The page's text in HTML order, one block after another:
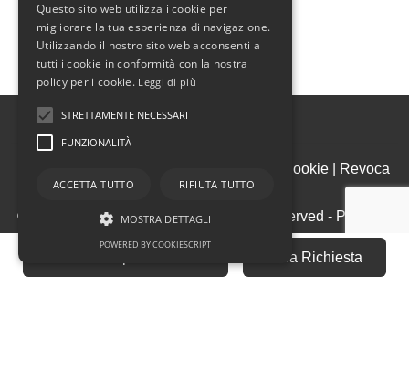
Invia Richiesta
Informativa Cookie|
Revoca
Consensi
© Copyright 2026 - Domus - All Rights reserved - Part. IVA
03473900243
Iscrizione REA della CCIAA di Vicenza n. 3347
Questo sito web utilizza i cookie per
migliorare la tua esperienza di navigazione.
Utilizzando il nostro sito web acconsenti a
tutti i cookie in conformità con la nostra
policy per i cookie. Leggi di più
STRETTAMENTE NECESSARI
FUNZIONALITÀ
ACCETTA TUTTO RIFIUTA TUTTO
MOSTRA DETTAGLI
POWERED BY COOKIESCRIPT